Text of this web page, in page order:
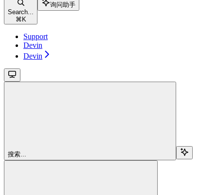
Search...
⌘ K
询问助手
Support
Devin
Devin
搜索...